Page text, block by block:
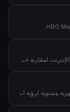
احسب التكلفة السنوية والتكلفة لكل ميغابت لاشتراك الإنترنت لمقارنة خطط النطاق العريض بفعالية.
حوّل سعر صندوق الوجبات الأسبوعي إلى تكاليف شهرية وسنوية لرؤية التأثير المالي الكامل.